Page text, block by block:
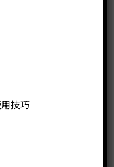
技巧